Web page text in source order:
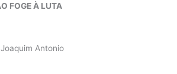
FOGE À LUTA
Antonio